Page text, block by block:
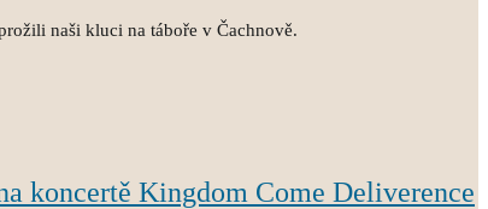
naši kluci na táboře v Čachnově.
koncertě Kingdom Come Deliverence